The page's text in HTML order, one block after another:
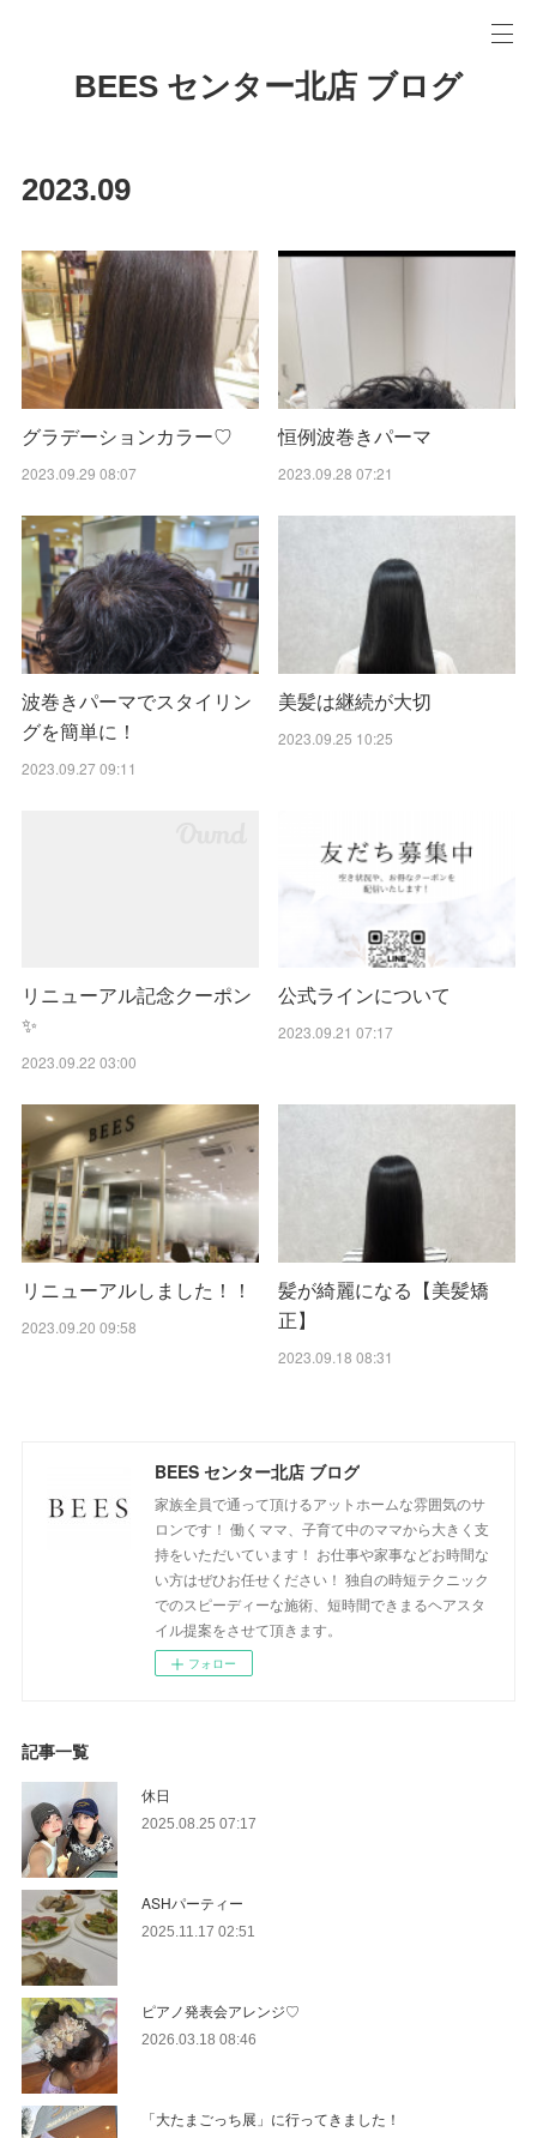
BEES センター北店 ブログ
2023.09
グラデーションカラー♡
2023.09.29 08:07
恒例波巻きパーマ
2023.09.28 07:21
波巻きパーマでスタイリン
グを簡単に！
2023.09.27 09:11
美髪は継続が大切
2023.09.25 10:25
リニューアル記念クーポン
✨
2023.09.22 03:00
公式ラインについて
2023.09.21 07:17
リニューアルしました！！
2023.09.20 09:58
髪が綺麗になる【美髪矯
正】
2023.09.18 08:31
BEES センター北店 ブログ
家族全員で通って頂けるアットホームな雰囲気のサ
ロンです！ 働くママ、子育て中のママから大きく支
持をいただいています！ お仕事や家事などお時間な
い方はぜひお任せください！ 独自の時短テクニック
でのスピーディーな施術、短時間できまるヘアスタ
イル提案をさせて頂きます。
フォロー
記事一覧
休日
2025.08.25 07:17
ASHパーティー
2025.11.17 02:51
ピアノ発表会アレンジ♡
2026.03.18 08:46
「大たまごっち展」に行ってきました！